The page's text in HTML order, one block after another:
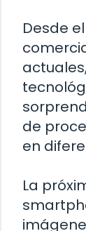
Desde
de
en
La